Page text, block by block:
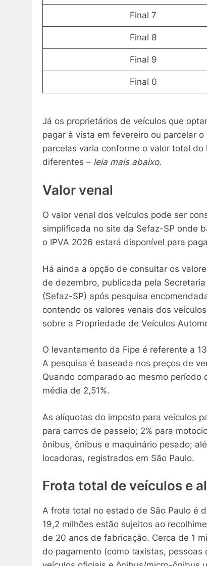
Final 7
Final 8
Final 9
Final 0
Já os proprietários de veículos que
pagar à vista em fevereiro ou parcelar
parcelas varia conforme o valor total
diferentes – leia mais abaixo.
Valor venal
O valor venal dos veículos pode ser
simplificada no site da Sefaz-SP onde
o IPVA 2026 estará disponível para
Há ainda a opção de consultar os
de dezembro, publicada pela
(Sefaz-SP) após pesquisa
contendo os valores venais dos
sobre a Propriedade de Veículos
O levantamento da Fipe é referente a
A pesquisa é baseada nos preços de
Quando comparado ao mesmo
média de 2,51%.
As alíquotas do imposto para veículos
para carros de passeio; 2% para
ônibus, ônibus e maquinário pesado;
locadoras, registrados em São Paulo.
Frota total de veículos e
A frota total no estado de São Paulo é
19,2 milhões estão sujeitos ao
de 20 anos de fabricação. Cerca de 1
do pagamento (como taxistas,